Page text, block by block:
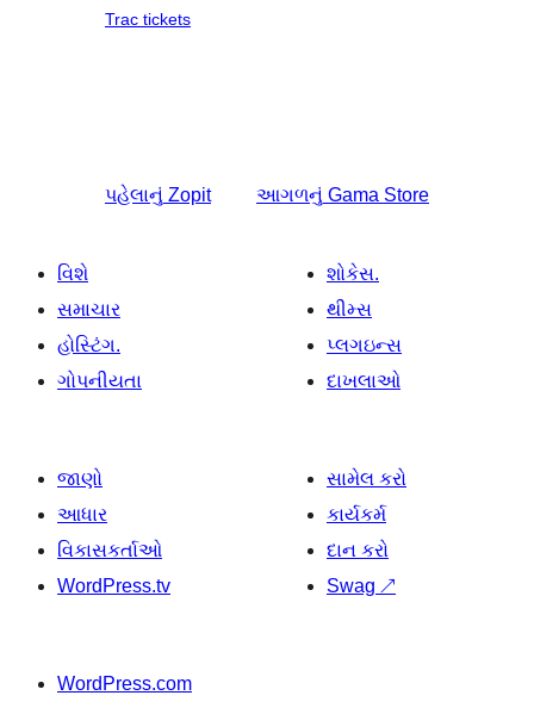
Trac tickets
પહેલાનું Zopit આગળનું Gama Store
વિશે
સમાચાર
હોસ્ટિંગ.
ગોપનીયતા
શોકેસ.
થીમ્સ
પ્લગઇન્સ
દાખલાઓ
જાણો
આધાર
વિકાસકર્તાઓ
WordPress.tv
સામેલ કરો
કાર્યકર્મ
દાન કરો
Swag ↗
WordPress.com